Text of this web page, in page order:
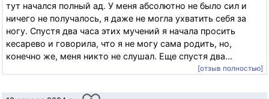
тут начался полный ад. У меня абсолютно не было сил и
ничего не получалось, я даже не могла ухватить себя за
ногу. Спустя два часа этих мучений я начала просить
кесарево и говорила, что я не могу сама родить, но,
конечно же, меня никто не слушал. Еще спустя два...
[отзыв полностью]